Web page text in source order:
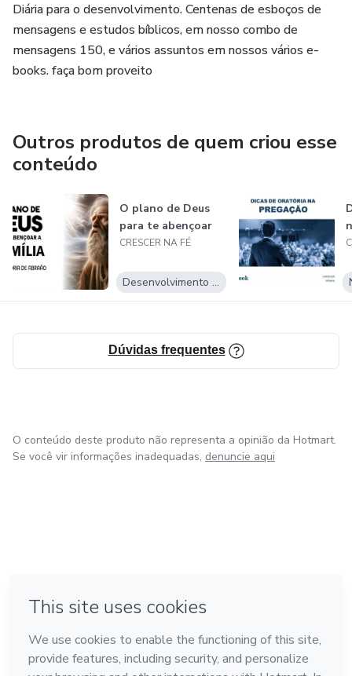
Diária para o desenvolvimento. Centenas de esboços de
mensagens e estudos bíblicos, em nosso combo de
mensagens 150, e vários assuntos em nossos vários e-
books. faça bom proveito
Outros produtos de quem criou esse
conteúdo
O plano de Deus
para te abençoar
CRESCER NA FÉ
Desenvolvimento Pessoal
Dúvidas frequentes
O conteúdo deste produto não representa a opinião da Hotmart.
Se você vir informações inadequadas, denuncie aqui
Feito com ❤ na Cidade do México